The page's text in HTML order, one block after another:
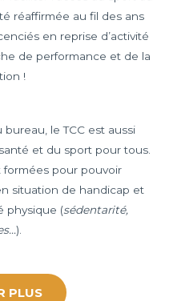
réaffirmée au fil des ans
en reprise d’activité
de performance et de la
!
le TCC est aussi
et du sport pour tous.
formées pour pouvoir
situation de handicap et
physique (sédentarité,
).
PLUS